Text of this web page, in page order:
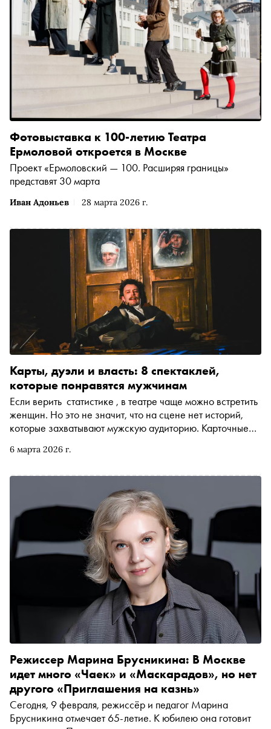
Иван Адоньев 28 марта 2026 г.
Фотовыставка к 100-летию Театра
Ермоловой откроется в Москве
Проект «Ермоловский — 100. Расширяя границы»
представят 30 марта
6 марта 2026 г.
Карты, дуэли и власть: 8 спектаклей,
которые понравятся мужчинам
Если верить статистике , в театре чаще можно встретить
женщин. Но это не значит, что на сцене нет историй,
которые захватывают мужскую аудиторию. Карточные
и разговоры о смысле жизни — «Сноб» выбрал
аудиторию
Режиссер Марина Брусникина: В Москве
идет много «Чаек» и «Маскарадов», но нет
другого «Приглашения на казнь»
Сегодня, 9 февраля, режиссёр и педагог Марина
Брусникина отмечает 65-летие. К юбилею она готовит